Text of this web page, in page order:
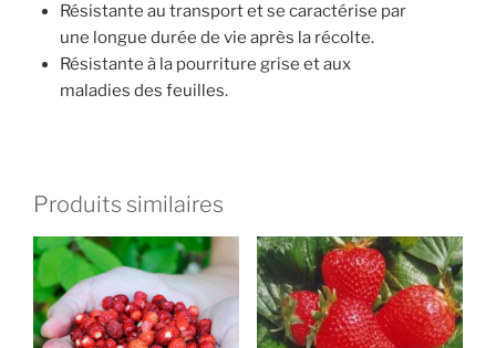
Résistante au transport et se caractérise par
une longue durée de vie après la récolte.
Résistante à la pourriture grise et aux
maladies des feuilles.
Produits similaires